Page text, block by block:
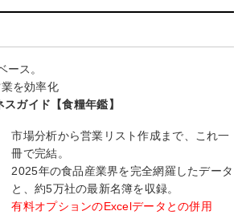
ース。
を効率化
ガイド【食糧年鑑】
市場分析から営業リスト作成まで、これ一
冊で完結。
2025年の食品産業界を完全網羅したデータ
と、約5万社の最新名簿を収録。
有料オプションのExcelデータとの併用